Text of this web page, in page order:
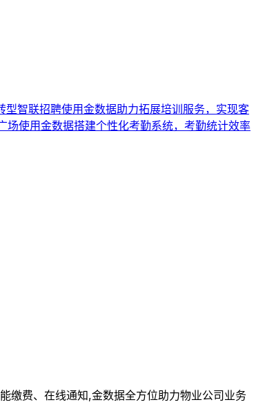
型智联招聘使用金数据助力拓展培训服务，实现客
场使用金数据搭建个性化考勤系统，考勤统计效率
缴费、在线通知,金数据全方位助力物业公司业务